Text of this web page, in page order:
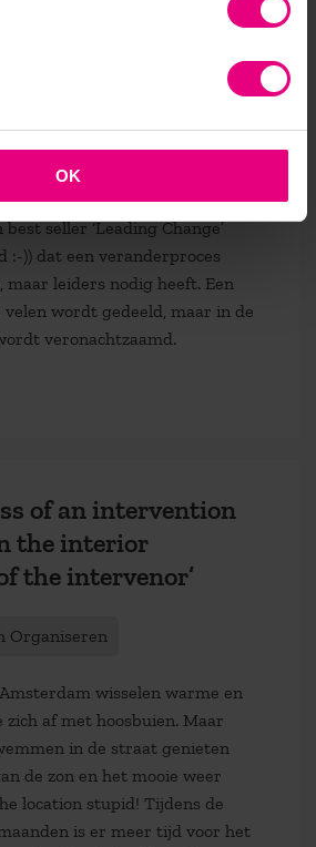
OK
John P. Kotter. Zijn ‘Why
van de vorige eeuw sprak
van verandermanagement.
seller ‘Leading Change’
:-)) dat een veranderproces
maar leiders nodig heeft. Een
wordt gedeeld, maar in de
veronachtzaamd.
of an intervention
the interior
the intervenor’
Organiseren
wisselen warme en
zich af met hoosbuien. Maar
in de straat genieten
de zon en het mooie weer
location stupid! Tijdens de
is er meer tijd voor het